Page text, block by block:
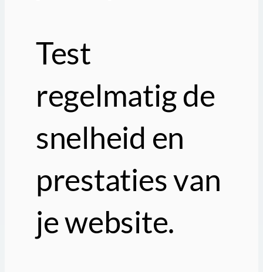
Test
regelmatig de
snelheid en
prestaties van
je website.